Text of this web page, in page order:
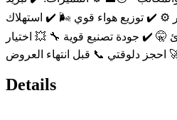
⚙️ ✔️ توزيع هواء قوي 🌬️ ✔️ استهلاك
✔️ جودة تصنيع قوية 🔧 💥 اختيار
Details